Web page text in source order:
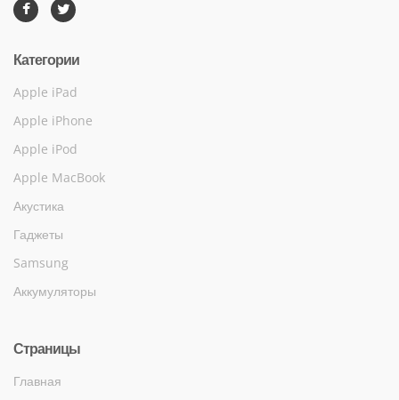
Категории
Apple iPad
Apple iPhone
Apple iPod
Apple MacBook
Акустика
Гаджеты
Samsung
Аккумуляторы
Страницы
Главная